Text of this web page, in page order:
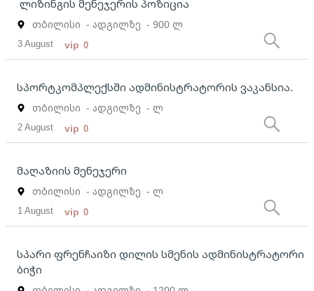
ლიზინგის მენეჯერის პოზიცია
თბილისი - ადგილზე - 900 ლ
3 August vip 0
სპორტკომპლექსში ადმინისტრატორის ვაკანსია.
თბილისი - ადგილზე - ლ
2 August vip 0
მაღაზიის მენეჯერი
თბილისი - ადგილზე - ლ
1 August vip 0
სპარი ფრენჩაიზი დილის სმენის ადმინისტრატორი
ბიჭი